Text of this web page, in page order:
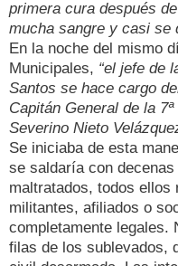
primera cura después
mucha sangre y casi se
En la noche del mismo
Municipales, “el jefe de
Santos se hace cargo
Capitán General de la
Severino Nieto
Se iniciaba de esta
se saldaría con
maltratados, todos ellos
militantes, afiliados o
completamente legales.
filas de los sublevados,